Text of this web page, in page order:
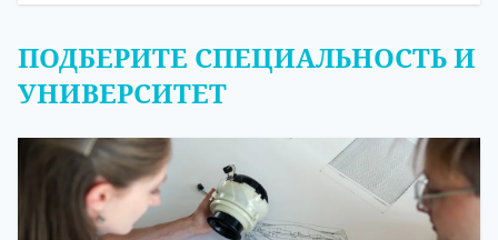
ПОДБЕРИТЕ СПЕЦИАЛЬНОСТЬ И
УНИВЕРСИТЕТ